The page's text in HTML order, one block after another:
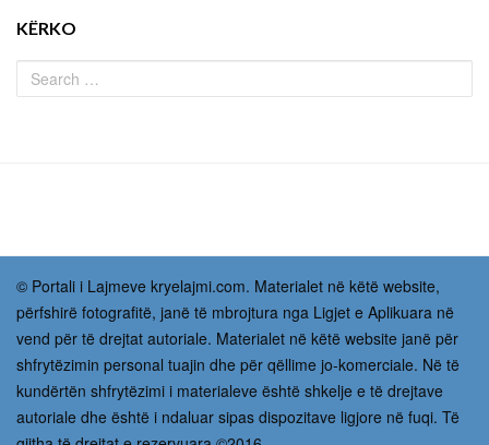
KËRKO
© Portali i Lajmeve kryelajmi.com. Materialet në këtë website,
përfshirë fotografitë, janë të mbrojtura nga Ligjet e Aplikuara në
vend për të drejtat autoriale. Materialet në këtë website janë për
shfrytëzimin personal tuajin dhe për qëllime jo-komerciale. Në të
kundërtën shfrytëzimi i materialeve është shkelje e të drejtave
autoriale dhe është i ndaluar sipas dispozitave ligjore në fuqi. Të